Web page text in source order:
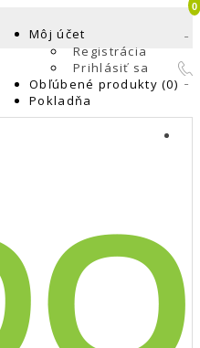
Môj účet
Registrácia
Prihlásiť sa
Obľúbené produkty (0)
Pokladňa
0